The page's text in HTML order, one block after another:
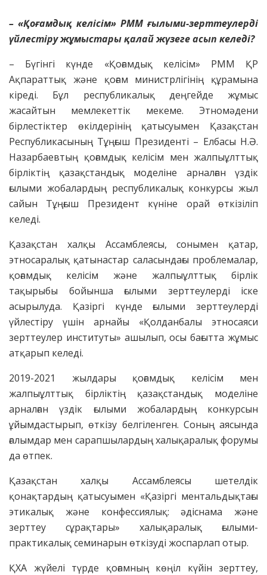
– «Қоғамдық келісім» РММ ғылыми-зерттеулерді
үйлестіружұмыстары қалай жүзеге асып келеді?
– Бүгінгі күнде «Қоғамдық келісім» РММ ҚР
Ақпараттық және қоғам министрлігінің құрамына
кіреді. Бұл республикалық деңгейде жұмыс
жасайтын мемлекеттік мекеме. Этномәдени
бірлестіктер өкілдерінің қатысуымен Қазақстан
Республикасының Тұңғыш Президенті – Елбасы Н.Ә.
Назарбаевтың қоғамдық келісім мен жалпыұлттық
бірліктің қазақстандық моделіне арналған үздік
ғылыми жобалардың республикалық конкурсы жыл
сайын Тұңғыш Президент күніне орай өткізіліп
келеді.
Қазақстан халқы Ассамблеясы, сонымен қатар,
этносаралық қатынастар саласындағы проблемалар,
қоғамдық келісім және жалпыұлттық бірлік
тақырыбы бойынша ғылыми зерттеулерді іске
асырылуда. Қазіргі күнде ғылыми зерттеулерді
үйлестіру үшін арнайы «Қолданбалы этносаяси
зерттеулер институты» ашылып, осы бағытта жұмыс
атқарып келеді.
2019-2021 жылдары қоғамдық келісім мен
жалпыұлттық бірліктің қазақстандық моделіне
арналған үздік ғылыми жобалардың конкурсын
ұйымдастырып, өткізу белгіленген. Соның аясында
ғалымдар мен сарапшылардың халықаралық форумы
да өтпек.
Қазақстан халқы Ассамблеясы шетелдік
қонақтардың қатысуымен «Қазіргі ментальдықтағы
этикалық және конфессиялық: әдіснама және
зерттеу сұрақтары» халықаралық ғылыми-
практикалық семинарын өткізуді жоспарлап отыр.
ҚХА жүйелі түрде қоғамның көңіл күйін зерттеу,